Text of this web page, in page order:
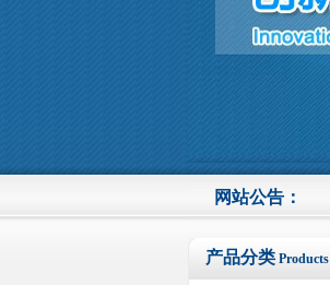
网站公告：
产品分类 Products